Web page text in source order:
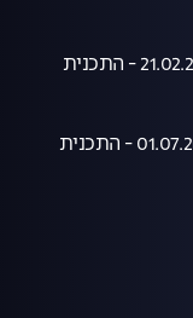
אזור בחירה 21.02.23 - התכנית
אזור בחירה 01.07.26 - התכנית